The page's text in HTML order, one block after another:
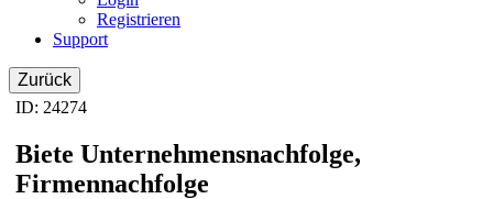
Registrieren
Support
Zurück
ID: 24274
Biete Unternehmensnachfolge,
Firmennachfolge